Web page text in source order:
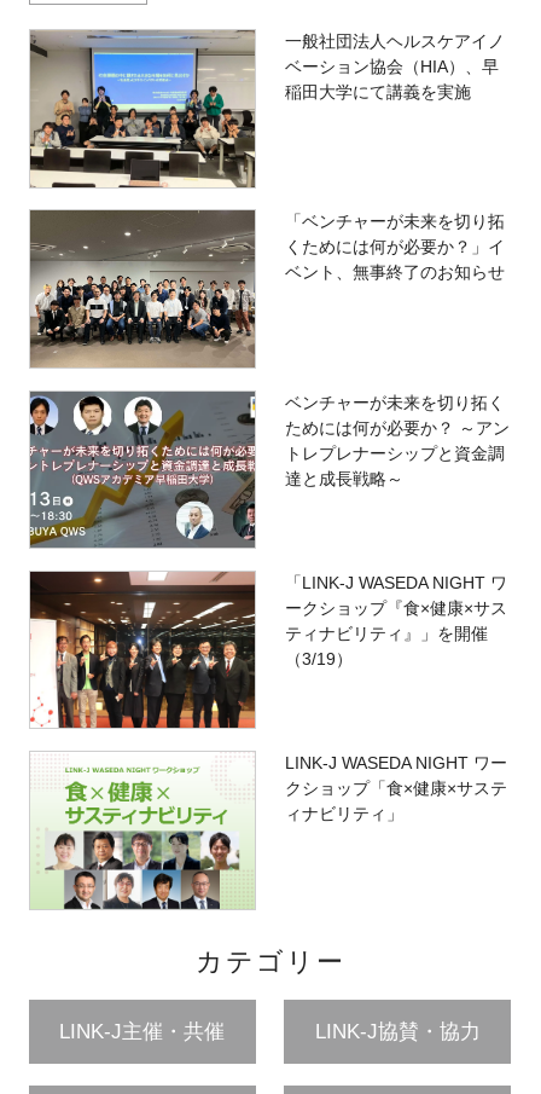
一般社団法人ヘルスケアイノ
ベーション協会（HIA）、早
稲田大学にて講義を実施
「ベンチャーが未来を切り拓
くためには何が必要か？」イ
ベント、無事終了のお知らせ
ベンチャーが未来を切り拓く
ためには何が必要か？ ～アン
トレプレナーシップと資金調
達と成長戦略～
「LINK-J WASEDA NIGHT ワ
ークショップ『食×健康×サス
ティナビリティ』」を開催
（3/19）
LINK-J WASEDA NIGHT ワー
クショップ「食×健康×サステ
ィナビリティ」
カテゴリー
LINK-J主催・共催 LINK-J協賛・協力